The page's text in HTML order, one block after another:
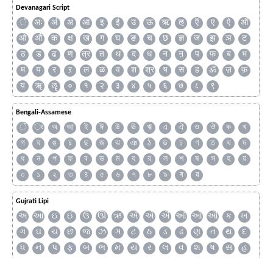
Devanagari Script
ँ अः अं अ आ इ ई उ ऊ ऋ ऌ ऍ ए ऐ
ऑ
ओ
औ क क्ष ख ग घ ङ च छ ज्ञ ज झ ञ
ट
ठ
ड ढ ण त्र त थ द ध न ऩ प फ ब
भ
म
य र ऱ ल ळ व श श्र ष स ह ॐ ज़
फ़
य़
ॠ ॡ ० १ २ ३ ४ ५ ६ ७ ८ ९
Bengali-Assamese
ঁ ং অ আ ই ঈ উ ঊ ঋ এ ঐ ও ঔ ক
খ
গ
ঘ ঙ চ ছ জ ঝ ঞ ঠ ড ঢ ণ ত থ
দ
ধ
ন প ফ ব ভ ম য র ল শ ষ স হ
য়
০
১ ২ ৩ ৪ ৫ ৬ ৭ ৮ ৯ ৰ ৱ
Gujrati Lipi
અ આ ઇ ઈ ઉ ઊ ઋ ઍ એ ઐ ઑ ઓ ઔ ક
ખ
ગ
ઘ ચ છ જ ઝ ઞ ટ ઠ ડ ઢ ણ ત થ
દ
ધ
ન પ ફ બ ભ મ ય ર લ વ શ ષ સ
હ